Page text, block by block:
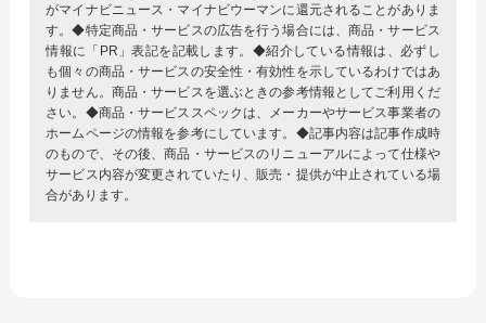
がマイナビニュース・マイナビウーマンに還元されることがありま
す。◆特定商品・サービスの広告を行う場合には、商品・サービス
情報に「PR」表記を記載します。◆紹介している情報は、必ずし
も個々の商品・サービスの安全性・有効性を示しているわけではあ
りません。商品・サービスを選ぶときの参考情報としてご利用くだ
さい。◆商品・サービススペックは、メーカーやサービス事業者の
ホームページの情報を参考にしています。◆記事内容は記事作成時
のもので、その後、商品・サービスのリニューアルによって仕様や
サービス内容が変更されていたり、販売・提供が中止されている場
合があります。